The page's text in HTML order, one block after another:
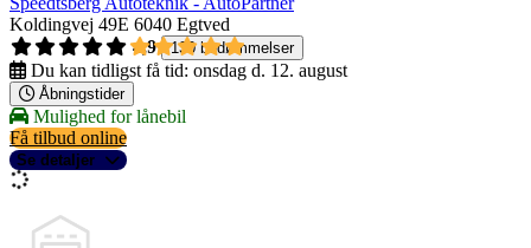
Koldingvej 49E 6040 Egtved
4,9
130 bedømmelser
Du kan tidligst få tid: onsdag d. 12. august
Åbningstider
Mulighed for lånebil
Få tilbud online
Se detaljer